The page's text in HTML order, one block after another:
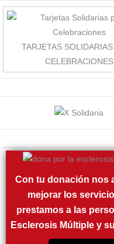
TARJETAS
CELEBRACIONES
Con tu donación nos
mejorar los
prestamos a las
Esclerosis Múltiple y